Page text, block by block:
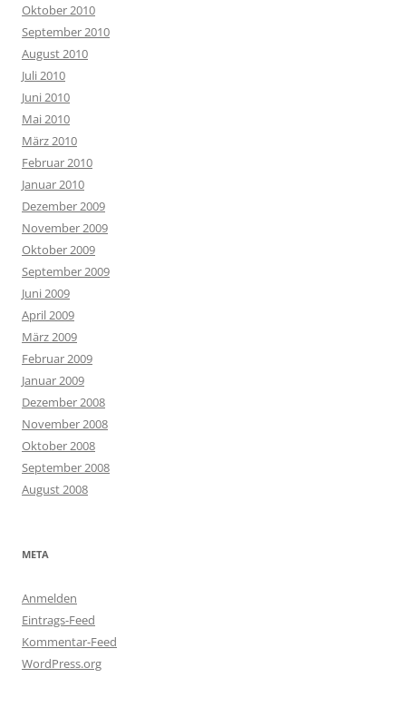
Oktober 2010
September 2010
August 2010
Juli 2010
Juni 2010
Mai 2010
März 2010
Februar 2010
Januar 2010
Dezember 2009
November 2009
Oktober 2009
September 2009
Juni 2009
April 2009
März 2009
Februar 2009
Januar 2009
Dezember 2008
November 2008
Oktober 2008
September 2008
August 2008
META
Anmelden
Eintrags-Feed
Kommentar-Feed
WordPress.org